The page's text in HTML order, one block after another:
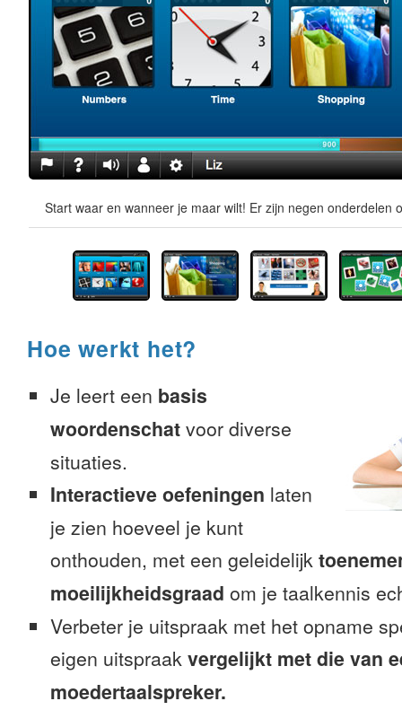
Start waar en wanneer je maar wilt! Er zijn negen onderdelen
Hoe werkt het?
Je leert een basis
woordenschat voor diverse
situaties.
Interactieve oefeningen laten
je zien hoeveel je kunt
onthouden, met een geleidelijk
moeilijkheidsgraad om je taalkennis
Verbeter je uitspraak met het opname
eigen uitspraak vergelijkt met die van
moedertaalspreker.